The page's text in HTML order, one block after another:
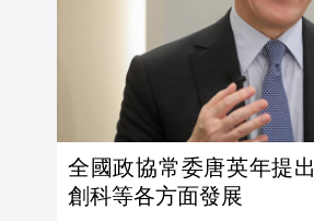
全國政協常委唐英年提
創科等各方面發展